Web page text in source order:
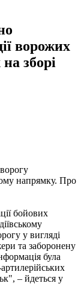
ворожих
зборі
напрямку. Про
бойових
у вигляді
та заборонену
була
– йдеться у